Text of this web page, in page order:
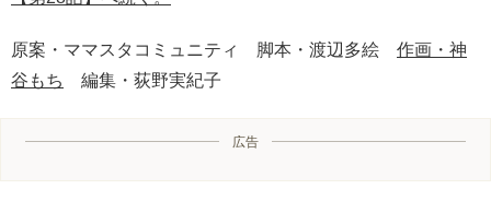
原案・ママスタコミュニティ 脚本・渡辺多絵 作画・神
谷もち
編集・荻野実紀子
広告